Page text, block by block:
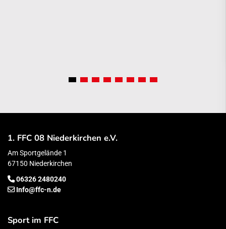
1. FFC 08 Niederkirchen e.V.
Am Sportgelände 1
67150 Niederkirchen
06326 2480240
Info@ffc-n.de
Sport im FFC